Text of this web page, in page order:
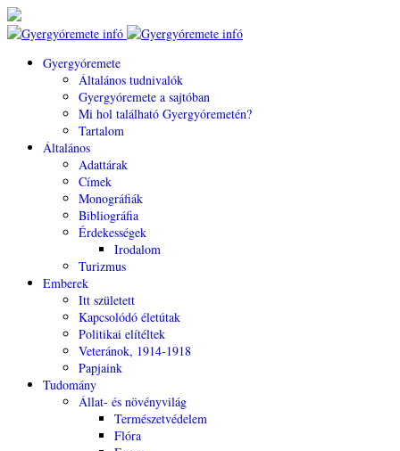
Gyergyóremete
Általános tudnivalók
Gyergyóremete a sajtóban
Mi hol található Gyergyóremetén?
Tartalom
Általános
Adattárak
Címek
Monográfiák
Bibliográfia
Érdekességek
Irodalom
Turizmus
Emberek
Itt született
Kapcsolódó életútak
Politikai elítéltek
Veteránok, 1914-1918
Papjaink
Tudomány
Állat- és növényvilág
Természetvédelem
Flóra